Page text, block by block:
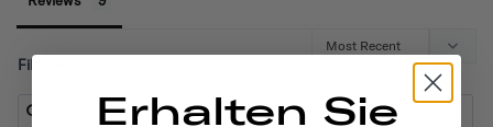
Filter Reviews:
Erhalten Sie